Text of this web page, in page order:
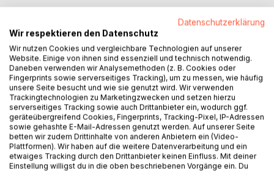
Auf die Merkliste
Titel bewerten
BESCHREIBUNG
Datenschutzerklärung
Wir respektieren den Datenschutz
Wir nutzen Cookies und vergleichbare Technologien auf unserer
Website. Einige von ihnen sind essenziell und technisch notwendig.
Daneben verwenden wir Analysemethoden (z. B. Cookies oder
Fingerprints sowie serverseitiges Tracking), um zu messen, wie häufig
unsere Seite besucht und wie sie genutzt wird. Wir verwenden
Trackingtechnologien zu Marketingzwecken und setzen hierzu
serverseitiges Tracking sowie auch Drittanbieter ein, wodurch ggf.
geräteübergreifend Cookies, Fingerprints, Tracking-Pixel, IP-Adressen
sowie gehashte E-Mail-Adressen genutzt werden. Auf unserer Seite
betten wir zudem Drittinhalte von anderen Anbietern ein (Video-
Plattformen). Wir haben auf die weitere Datenverarbeitung und ein
etwaiges Tracking durch den Drittanbieter keinen Einfluss. Mit deiner
Einstellung willigst du in die oben beschriebenen Vorgänge ein. Du